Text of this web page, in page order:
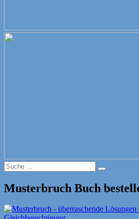
Suche
nach:
Suche
Musterbruch Buch